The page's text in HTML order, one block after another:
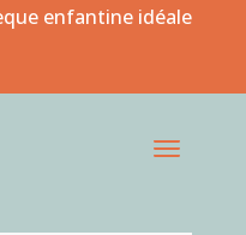
enfantine idéale